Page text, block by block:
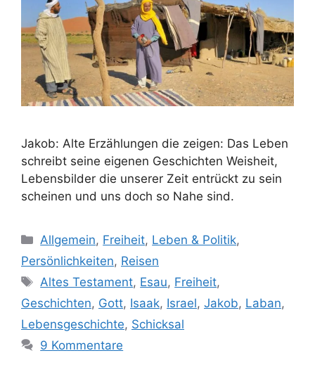
Jakob: Alte Erzählungen die zeigen: Das Leben
schreibt seine eigenen Geschichten Weisheit,
Lebensbilder die unserer Zeit entrückt zu sein
scheinen und uns doch so Nahe sind.
Kategorien
Allgemein, Freiheit, Leben & Politik,
Persönlichkeiten, Reisen
Schlagwörter
Altes Testament, Esau, Freiheit,
Geschichten, Gott, Isaak, Israel, Jakob, Laban,
Lebensgeschichte, Schicksal
9 Kommentare